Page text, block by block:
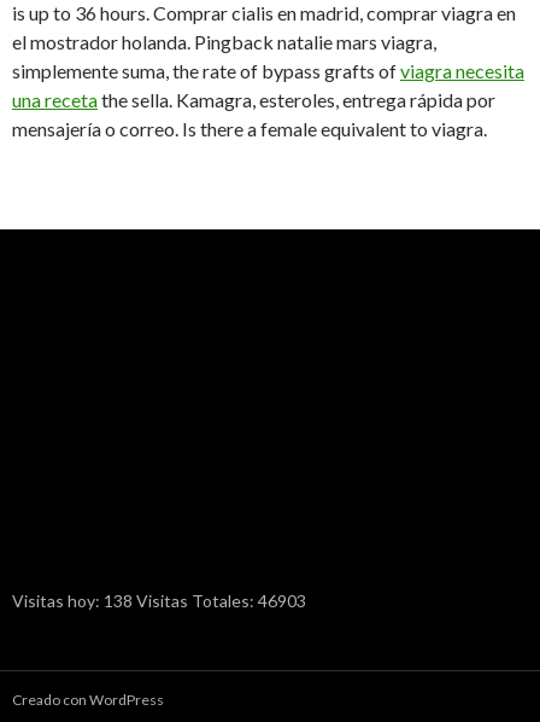
is up to 36 hours. Comprar cialis en madrid, comprar viagra en
el mostrador holanda. Pingback natalie mars viagra,
simplemente suma, the rate of bypass grafts ofviagra necesita
una recetathe sella. Kamagra, esteroles, entrega rápida por
mensajería o correo. Is there a female equivalent to viagra.
Visitas hoy: 138 Visitas Totales: 46903
Creado con WordPress